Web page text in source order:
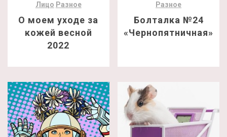
Лицо Разное
О моем уходе за
кожей весной
2022
Разное
Болталка №24
«Чернопятничная»